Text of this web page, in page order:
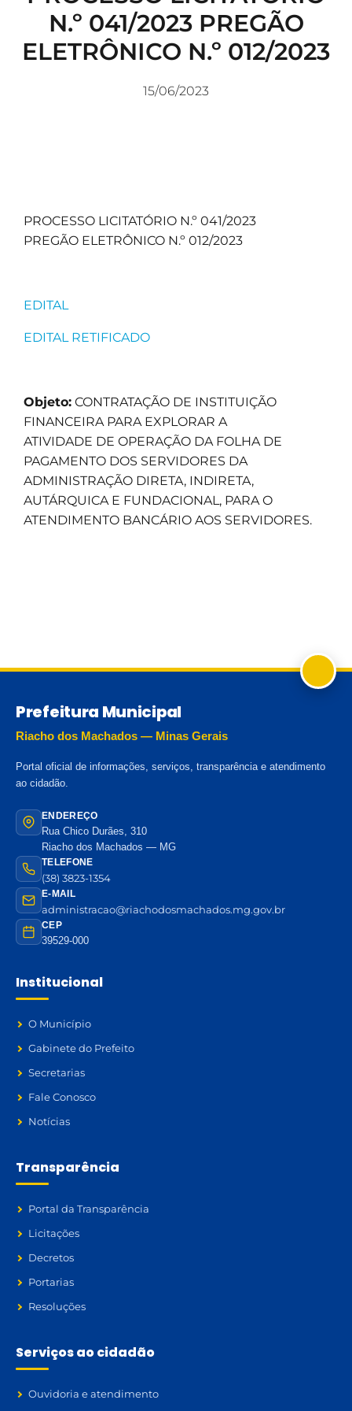
N.º 041/2023 PREGÃO
ELETRÔNICO N.º 012/2023
15/06/2023
PROCESSO LICITATÓRIO N.º 041/2023
PREGÃO ELETRÔNICO N.º 012/2023
EDITAL
EDITAL RETIFICADO
Objeto: CONTRATAÇÃO DE INSTITUIÇÃO
FINANCEIRA PARA EXPLORAR A
ATIVIDADE DE OPERAÇÃO DA FOLHA DE
PAGAMENTO DOS SERVIDORES DA
ADMINISTRAÇÃO DIRETA, INDIRETA,
AUTÁRQUICA E FUNDACIONAL, PARA O
ATENDIMENTO BANCÁRIO AOS SERVIDORES.
Prefeitura Municipal
Riacho dos Machados — Minas Gerais
Portal oficial de informações, serviços, transparência e atendimento
ao cidadão.
ENDEREÇO
Rua Chico Durães, 310
Riacho dos Machados — MG
TELEFONE
(38) 3823-1354
E-MAIL
administracao@riachodosmachados.mg.gov.br
CEP
39529-000
Institucional
O Município
Gabinete do Prefeito
Secretarias
Fale Conosco
Notícias
Transparência
Portal da Transparência
Licitações
Decretos
Portarias
Resoluções
Serviços ao cidadão
Ouvidoria e atendimento